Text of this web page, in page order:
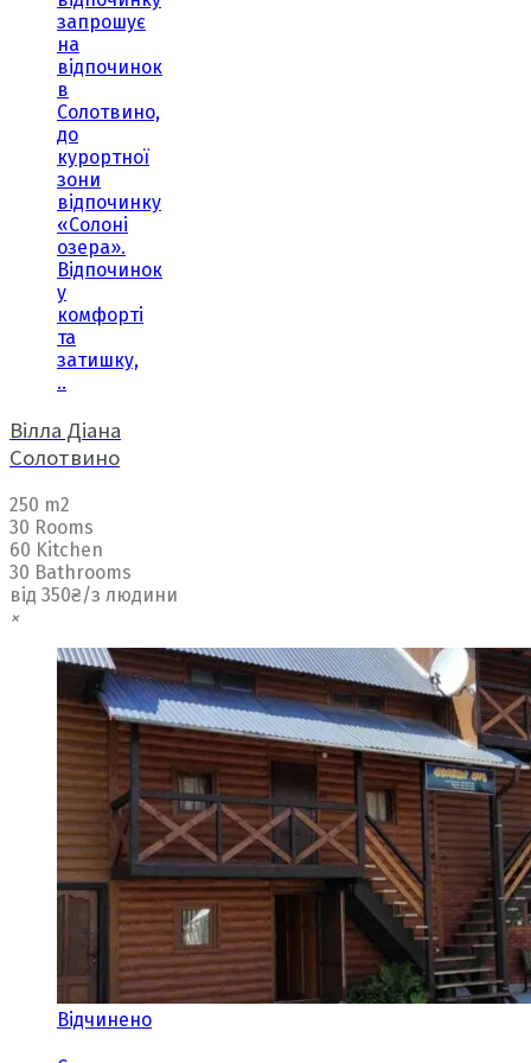
запрошує
на
відпочинок
в
Солотвино,
до
курортної
зони
відпочинку
«Солоні
озера».
Відпочинок
у
комфорті
та
затишку,
..
Вілла Діана
Солотвино
250 m2
30 Rooms
60 Kitchen
30 Bathrooms
від 350₴/з людини
×
Відчинено